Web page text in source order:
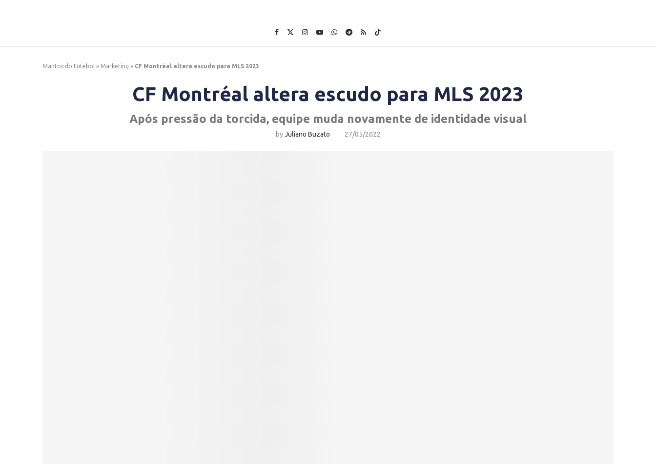
Mantos do Futebol » Marketing » CF Montréal altera escudo para MLS 2023
CF Montréal altera escudo para MLS 2023
Após pressão da torcida, equipe muda novamente de identidade visual
byJuliano Buzato 27/05/2022